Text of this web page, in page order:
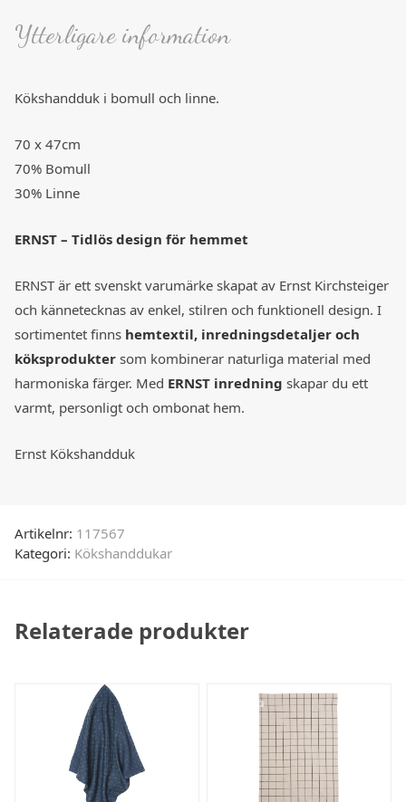
Ytterligare information
Kökshandduk i bomull och linne.
70 x 47cm
70% Bomull
30% Linne
ERNST – Tidlös design för hemmet
ERNST är ett svenskt varumärke skapat av Ernst Kirchsteiger
och kännetecknas av enkel, stilren och funktionell design. I
sortimentet finns hemtextil, inredningsdetaljer och
köksprodukter som kombinerar naturliga material med
harmoniska färger. Med ERNST inredning skapar du ett
varmt, personligt och ombonat hem.
Ernst Kökshandduk
Artikelnr: 117567
Kategori: Kökshanddukar
Relaterade produkter